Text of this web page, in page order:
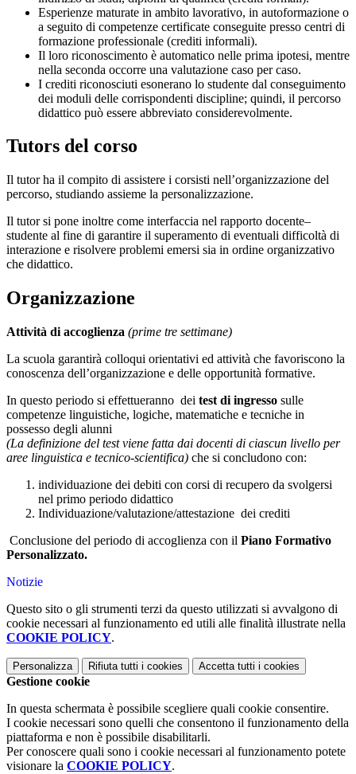
Esperienze maturate in ambito lavorativo, in autoformazione o
a seguito di competenze certificate conseguite presso centri di
formazione professionale (crediti informali).
Il loro riconoscimento è automatico nelle prima ipotesi, mentre
nella seconda occorre una valutazione caso per caso.
I crediti riconosciuti esonerano lo studente dal conseguimento
dei moduli delle corrispondenti discipline; quindi, il percorso
didattico può essere abbreviato considerevolmente.
Tutors del corso
Il tutor ha il compito di assistere i corsisti nell’organizzazione del
percorso, studiando assieme la personalizzazione.
Il tutor si pone inoltre come interfaccia nel rapporto docente–
studente al fine di garantire il superamento di eventuali difficoltà di
interazione e risolvere problemi emersi sia in ordine organizzativo
che didattico.
Organizzazione
Attività di accoglienza (prime tre settimane)
La scuola garantirà colloqui orientativi ed attività che favoriscono la
conoscenza dell’organizzazione e delle opportunità formative.
In questo periodo si effettueranno dei test di ingresso sulle
competenze linguistiche, logiche, matematiche e tecniche in
possesso degli alunni
(La definizione del test viene fatta dai docenti di ciascun livello per
aree linguistica e tecnico-scientifica) che si concludono con:
individuazione dei debiti con corsi di recupero da svolgersi
nel primo periodo didattico
Individuazione/valutazione/attestazione dei crediti
Conclusione del periodo di accoglienza con il Piano Formativo
Personalizzato.
Notizie
Questo sito o gli strumenti terzi da questo utilizzati si avvalgono di
cookie necessari al funzionamento ed utili alle finalità illustrate nella
COOKIE POLICY.
Personalizza Rifiuta tutti i cookies Accetta tutti i cookies
Gestione cookie
In questa schermata è possibile scegliere quali cookie consentire.
I cookie necessari sono quelli che consentono il funzionamento della
piattaforma e non è possibile disabilitarli.
Per conoscere quali sono i cookie necessari al funzionamento potete
visionare la COOKIE POLICY.